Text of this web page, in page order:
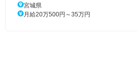
宮城県
月給20万500円～35万円